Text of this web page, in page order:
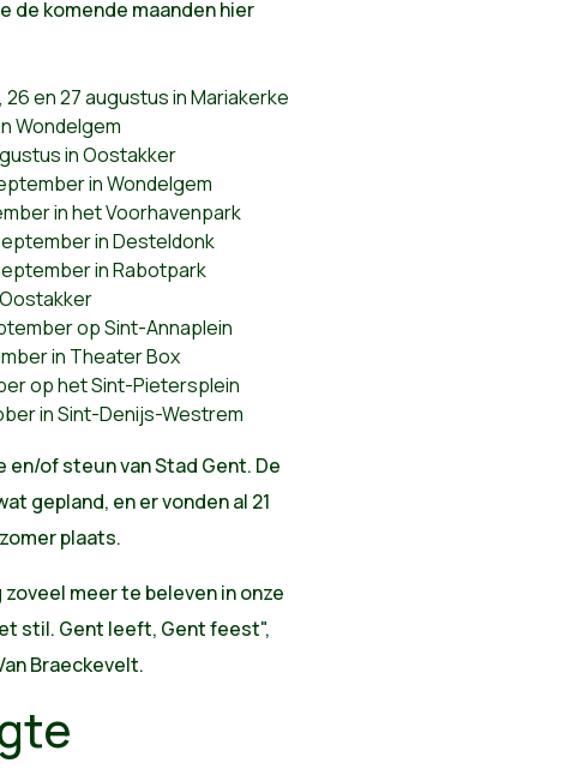
de komende maanden hier
en 27 augustus in Mariakerke
Wondelgem
in Oostakker
in Wondelgem
in het Voorhavenpark
in Desteldonk
in Rabotpark
op Sint-Annaplein
in Theater Box
op het Sint-Pietersplein
in Sint-Denijs-Westrem
of steun van Stad Gent. De
gepland, en er vonden al 21
plaats.
meer te beleven in onze
stil. Gent leeft, Gent feest",
Braeckevelt.